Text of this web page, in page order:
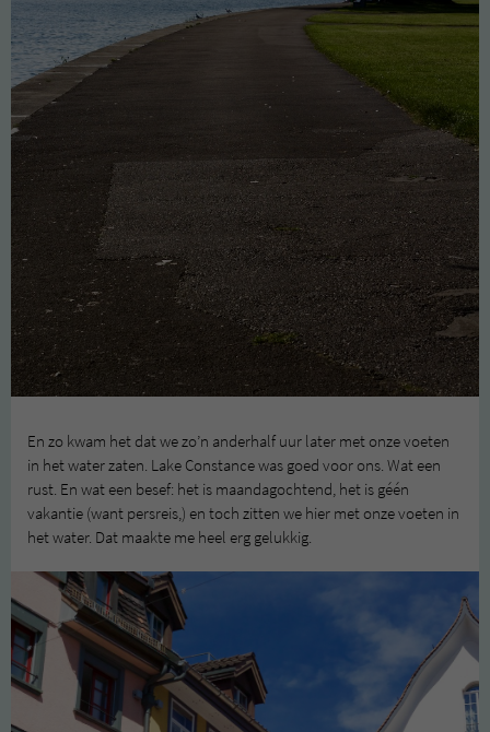
En zo kwam het dat we zo’n anderhalf uur later met onze voeten
in het water zaten. Lake Constance was goed voor ons. Wat een
rust. En wat een besef: het is maandagochtend, het is géén
vakantie (want persreis,) en toch zitten we hier met onze voeten in
het water. Dat maakte me heel erg gelukkig.